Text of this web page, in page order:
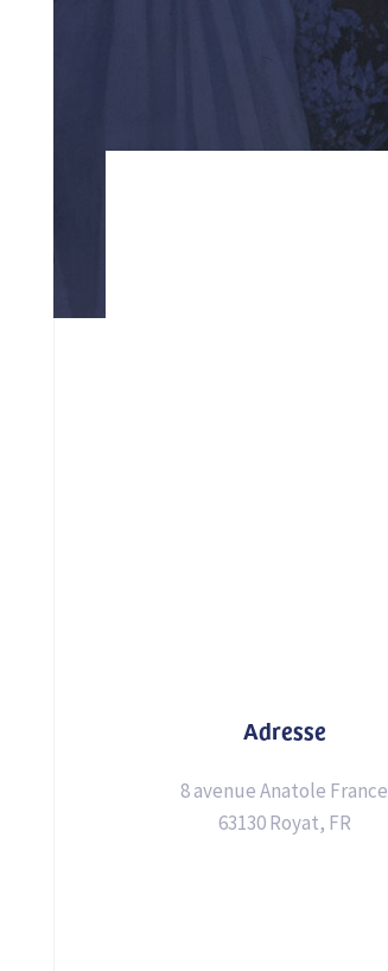
Adresse
8 avenue Anatole France
63130 Royat, FR